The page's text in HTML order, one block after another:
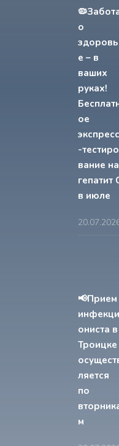
о
здоровь
е – в
ваших
руках!
ое
экспресс
-тестиро
вание на
гепатит
в июле
📢Прием
инфекци
ониста в
Троицке
ляется
по
м